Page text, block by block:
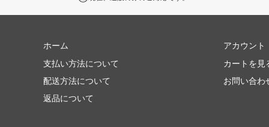
ホーム
支払い方法について
配送方法について
返品について
アカウント
カートを見
お問い合わ